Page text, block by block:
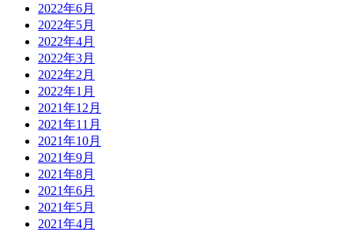
2022年6月
2022年5月
2022年4月
2022年3月
2022年2月
2022年1月
2021年12月
2021年11月
2021年10月
2021年9月
2021年8月
2021年6月
2021年5月
2021年4月